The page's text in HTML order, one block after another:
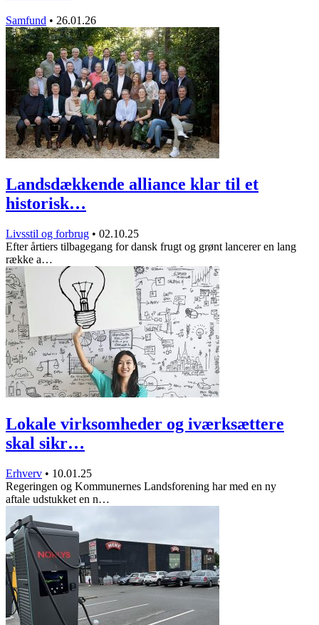
Samfund • 26.01.26
Landsdækkende alliance klar til et
historisk…
Livsstil og forbrug • 02.10.25
Efter årtiers tilbagegang for dansk frugt og grønt lancerer en lang
række a…
Lokale virksomheder og iværksættere
skal sikr…
Erhverv • 10.01.25
Regeringen og Kommunernes Landsforening har med en ny
aftale udstukket en n…